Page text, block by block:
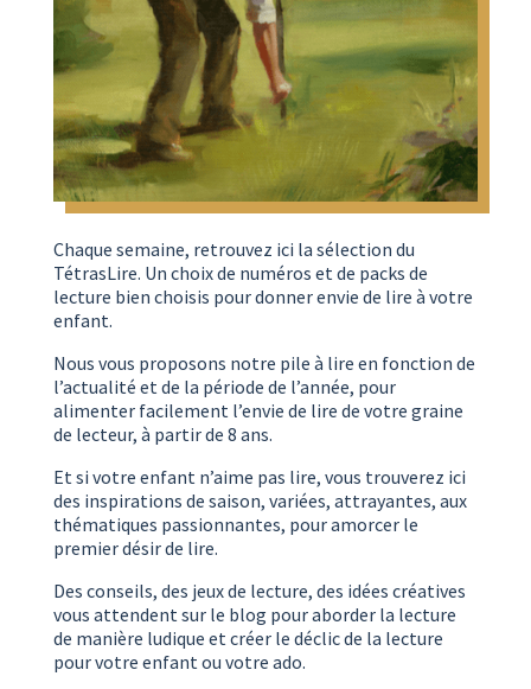
Chaque semaine, retrouvez ici la sélection du
TétrasLire. Un choix de numéros et de packs de
lecture bien choisis pour donner envie de lire à votre
enfant.
Nous vous proposons notre pile à lire en fonction de
l’actualité et de la période de l’année, pour
alimenter facilement l’envie de lire de votre graine
de lecteur, à partir de 8 ans.
Et si votre enfant n’aime pas lire, vous trouverez ici
des inspirations de saison, variées, attrayantes, aux
thématiques passionnantes, pour amorcer le
premier désir de lire.
Des conseils, des jeux de lecture, des idées créatives
vous attendent sur le blog pour aborder la lecture
de manière ludique et créer le déclic de la lecture
pour votre enfant ou votre ado.